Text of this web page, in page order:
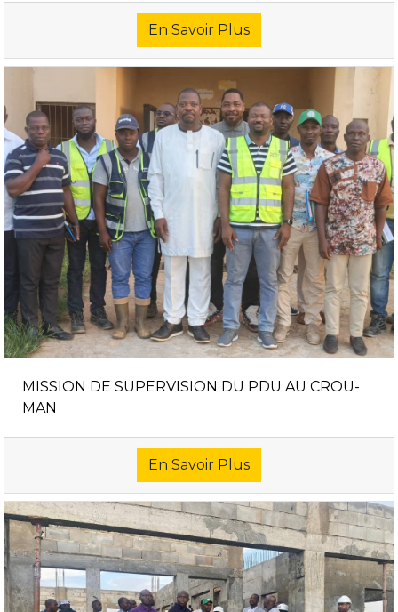
En Savoir Plus
MISSION DE SUPERVISION DU PDU AU CROU-
MAN
En Savoir Plus